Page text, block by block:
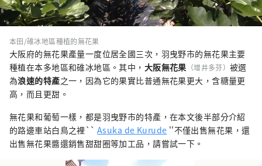
本田/碓冰地區種植的無花果
大阪府的無花果產量一度位居全國三次，羽曳野市的無花果主要
種植在本多地區和碓冰地區。其中， 大阪無花果 （增井多芬）被選
為浪速的特產之一，因為它的果實比普通無花果更大，含糖量更
高，而且更甜。
無花果和葡萄一樣，都是羽曳野市的特產，在本文後半部分介紹
的路邊車站白鳥之裡``Asuka de Kurude ''不僅出售無花果，還
出售無花果醬還銷售甜甜圈等加工品，請嘗試一下。